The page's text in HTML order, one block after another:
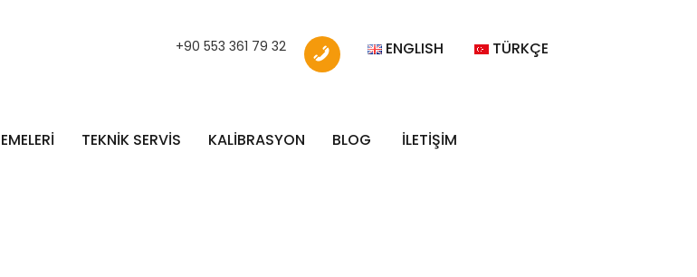
+90 553 361 79 32 ENGLISH TÜRKÇE
TEKNİK SERVİS KALİBRASYON BLOG İLETİŞİM